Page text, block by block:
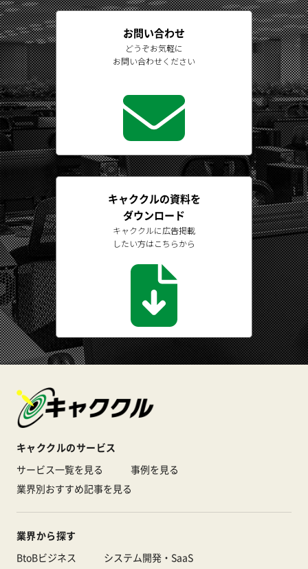
お問い合わせ
どうぞお気軽に
お問い合わせください
キャククルの資料を
ダウンロード
キャククルに広告掲載
したい方はこちらから
キャククルのサービス
サービス一覧を見る
事例を見る
業界別おすすめ記事を見る
業界から探す
BtoBビジネス
システム開発・SaaS